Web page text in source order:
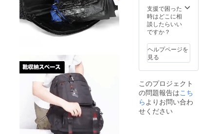
支援で困った
時はどこに相
談したらいい
ですか？
ヘルプページを
見る
このプロジェクト
の問題報告はこち
らよりお問い合わ
せください